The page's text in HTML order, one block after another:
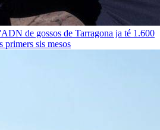
de gossos de Tarragona ja té 1.600
primers sis mesos